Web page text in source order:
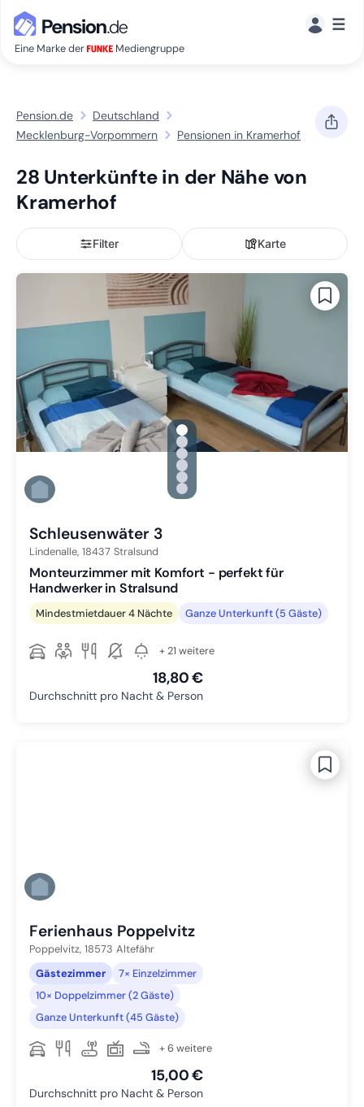
Eine Marke der Mediengruppe
☰
Pension.de
Deutschland
Mecklenburg-Vorpommern
Pensionen in Kramerhof
28 Unterkünfte in der Nähe von
Kramerhof
Filter Karte
gallery.slide_selector
Zu Slide 1 wechseln
Zu Slide 2 wechseln
Zu Slide 3 wechseln
Zu Slide 4 wechseln
Zu Slide 5 wechseln
Zu Slide 6 wechseln
Schleusenwäter 3
Lindenalle, 18437 Stralsund
Monteurzimmer mit Komfort - perfekt für
Handwerker in Stralsund
Mindestmietdauer 4 Nächte Ganze Unterkunft (5 Gäste)
+ 21 weitere
18,80 €
Durchschnitt pro Nacht & Person
Ferienhaus Poppelvitz
Poppelvitz, 18573 Altefähr
Gästezimmer
7× Einzelzimmer
10× Doppelzimmer (2 Gäste)
Ganze Unterkunft (45 Gäste)
+ 6 weitere
15,00 €
Durchschnitt pro Nacht & Person